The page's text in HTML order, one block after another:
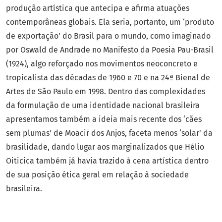
produção artística que antecipa e afirma atuações
contemporâneas globais. Ela seria, portanto, um ‘produto
de exportação’ do Brasil para o mundo, como imaginado
por Oswald de Andrade no Manifesto da Poesia Pau-Brasil
(1924), algo reforçado nos movimentos neoconcreto e
tropicalista das décadas de 1960 e 70 e na 24ª Bienal de
Artes de São Paulo em 1998. Dentro das complexidades
da formulação de uma identidade nacional brasileira
apresentamos também a ideia mais recente dos ‘cães
sem plumas’ de Moacir dos Anjos, faceta menos ‘solar’ da
brasilidade, dando lugar aos marginalizados que Hélio
Oiticica também já havia trazido à cena artística dentro
de sua posição ética geral em relação à sociedade
brasileira.